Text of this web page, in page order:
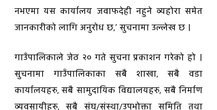
नभएमा यस कार्यालय जवाफदेही नहुने व्यहोरा समेत
जानकारीको लागि अनुरोध छ,’ सुचनामा उल्लेख छ ।
गाउँपालिकाले जेठ २० गते सुचना प्रकाशन गरेको हो ।
सुचनामा गाउँपालिकाका सबै शाखा, सबै वडा
कार्यालयहरु, सबै सामुदायिक विद्यालयहरु, सबै निर्माण
व्यवसायीहरु, सबै संघ/संस्था/उपभोक्ता समिति तथा